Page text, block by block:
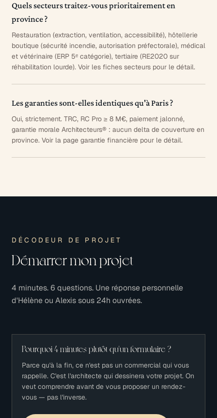
Quels secteurs traitez-vous prioritairement en
province ?
Restauration (extraction, ventilation, accessibilité), hôtellerie
boutique (sécurité incendie, autorisation préfectorale), médical
et vétérinaire (ERP 5ᵉ catégorie), tertiaire (RE2020 sur
réhabilitation lourde). Voir les fiches secteurs pour le détail.
Les garanties sont-elles identiques qu'à Paris ?
Oui, strictement. TRC, RC Pro ≥ 8 M€, paiement jalonné,
garantie morale Architecteurs® : aucun delta de couverture en
province. Voir la page garantie financière pour le détail.
DÉCODEUR DE PROJET
Démarrer mon projet
4 minutes. 6 questions. Une réponse personnelle
d'Hélène ou Alexis sous 24h ouvrées.
Pourquoi 4 minutes plutôt qu'un formulaire ?
Parce qu'à la fin, ce n'est pas un commercial qui vous
rappelle. C'est l'architecte qui dessinera votre projet. On
veut comprendre avant de vous proposer un rendez-
vous — pas l'inverse.